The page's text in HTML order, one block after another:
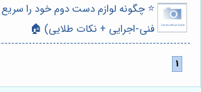
⭐️ چگونه لوازم دست دوم خود را سریع
فنی-اجرایی + نکات طلایی) 🏠